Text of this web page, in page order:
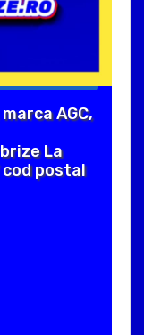
AGC,
La
cod postal